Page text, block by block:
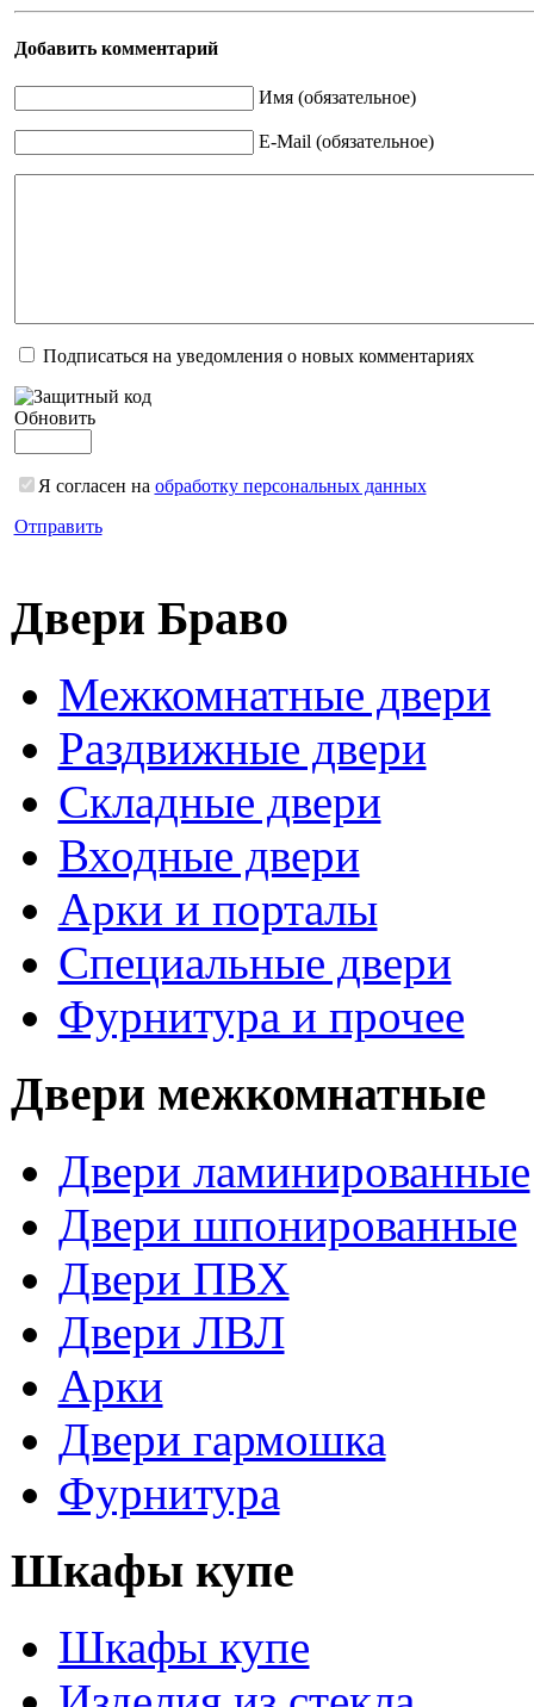
Добавить комментарий
Имя (обязательное)
E-Mail (обязательное)
Подписаться на уведомления о новых комментариях
Обновить
Я согласен на обработку персональных данных
Отправить
Двери Браво
Межкомнатные двери
Раздвижные двери
Складные двери
Входные двери
Арки и порталы
Специальные двери
Фурнитура и прочее
Двери межкомнатные
Двери ламинированные
Двери шпонированные
Двери ПВХ
Двери ЛВЛ
Арки
Двери гармошка
Фурнитура
Шкафы купе
Шкафы купе